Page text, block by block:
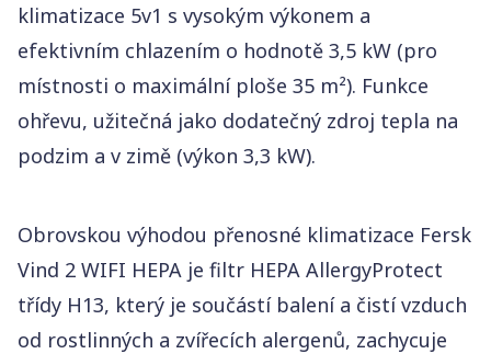
klimatizace 5v1 s vysokým výkonem a
efektivním chlazením o hodnotě 3,5 kW (pro
místnosti o maximální ploše 35 m²). Funkce
ohřevu, užitečná jako dodatečný zdroj tepla na
podzim a v zimě (výkon 3,3 kW).
Obrovskou výhodou přenosné klimatizace Fersk
Vind 2 WIFI HEPA je filtr HEPA AllergyProtect
třídy H13, který je součástí balení a čistí vzduch
od rostlinných a zvířecích alergenů, zachycuje